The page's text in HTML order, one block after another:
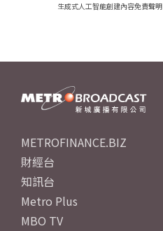
生成式人工智能創建內容免責聲明
METROFINANCE.BIZ
財經台
知訊台
Metro Plus
MBO TV